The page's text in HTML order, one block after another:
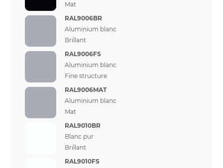
Mat
RAL9006BR
Aluminium blanc
Brillant
RAL9006FS
Aluminium blanc
Fine structure
RAL9006MAT
Aluminium blanc
Mat
RAL9010BR
Blanc pur
Brillant
RAL9010FS